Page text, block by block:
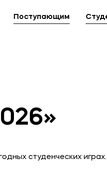
Поступающим
студенческих